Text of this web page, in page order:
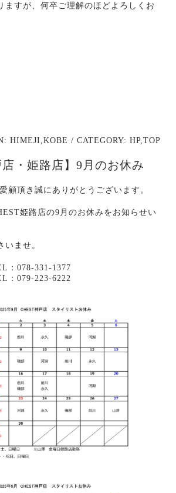
ますが、何卒ご理解のほどよろしくお
HIMEJI ,KOBE / CATEGORY:HP,TOP
店・姫路店】9月のお休み
顧頂き誠にありがとうございます。
姫路店の9月のお休みをお知らせい
いませ。
：078-331-1377
：079-223-6222